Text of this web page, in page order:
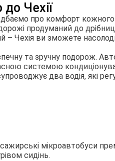
Чехії
дбаємо про комфорт
продуманий до
Чехія ви зможете
та зручну подорож.
системою
два водія, які
мікроавтобуси
сидінь.